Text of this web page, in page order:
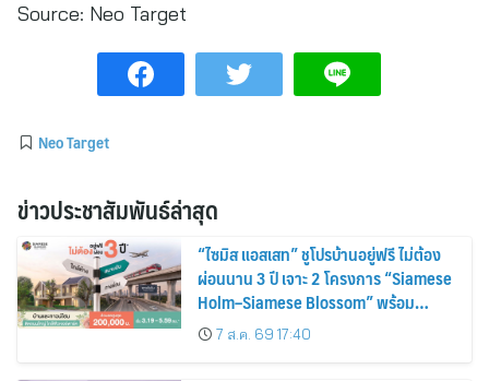
Source: Neo Target
Neo Target
ข่าวประชาสัมพันธ์ล่าสุด
“ไซมิส แอสเสท” ชูโปรบ้านอยู่ฟรี ไม่ต้อง
ผ่อนนาน 3 ปี เจาะ 2 โครงการ “Siamese
Holm–Siamese Blossom” พร้อม
ส่วนลดและสิทธิพิเศษถึง 31 สิงหาคม
2569
7 ส.ค. 69 17:40